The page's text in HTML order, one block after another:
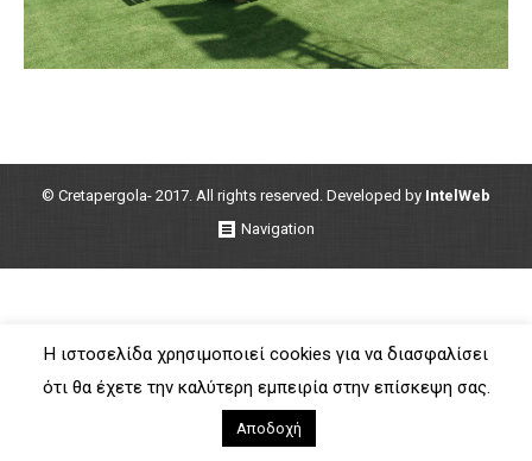
© Cretapergola- 2017. All rights reserved. Developed by IntelWeb
Navigation
Η ιστοσελίδα χρησιμοποιεί cookies για να διασφαλίσει
ότι θα έχετε την καλύτερη εμπειρία στην επίσκεψη σας.
Αποδοχή